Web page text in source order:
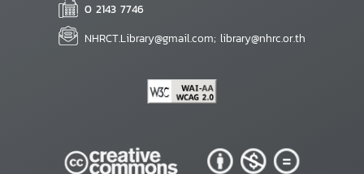
0 2143 7746
NHRCT.Library@gmail.com; library@nhrc.or.th